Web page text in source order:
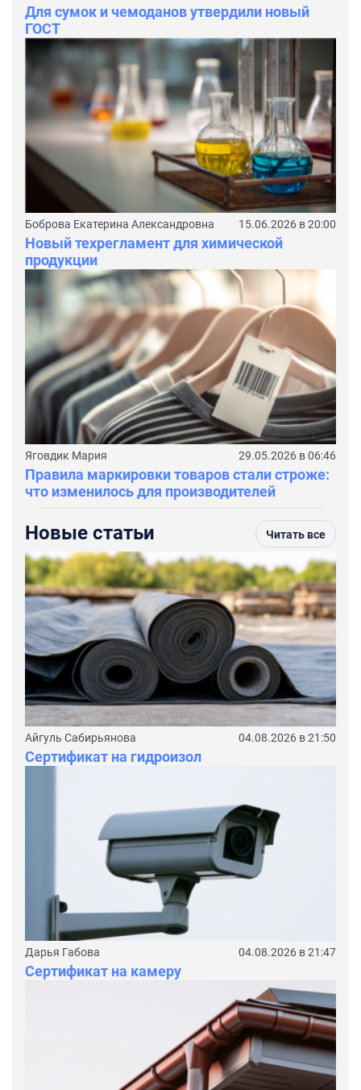
Для сумок и чемоданов утвердили новый
ГОСТ
Боброва Екатерина Александровна 15.06.2026 в 20:00
Новый техрегламент для химической
продукции
Яговдик Мария 29.05.2026 в 06:46
Правила маркировки товаров стали строже:
что изменилось для производителей
Новые статьи Читать все
Айгуль Сабирьянова 04.08.2026 в 21:50
Сертификат на гидроизол
Дарья Габова 04.08.2026 в 21:47
Сертификат на камеру